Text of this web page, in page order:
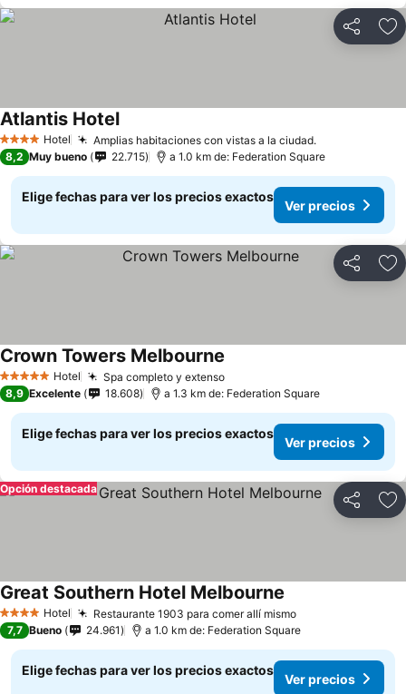
Compartir
4 EstrellasHotel Amplias habitaciones con vistas a la ciudad.
Atlantis Hotel
8,2 Muy bueno 22.715 a 1.0 km de: Federation Square
Elige fechas para ver los precios exactos
Ver precios
Compartir
5 Estrellas Hotel Spa completo y extenso
Crown Towers Melbourne
8,9 Excelente 18.608 a 1.3 km de: Federation Square
Elige fechas para ver los precios exactos
Ver precios
Compartir
Opción destacada
4 EstrellasHotel Restaurante 1903 para comer allí mismo
Great Southern Hotel Melbourne
7,7 Bueno 24.961 a 1.0 km de: Federation Square
Elige fechas para ver los precios exactos
Ver precios